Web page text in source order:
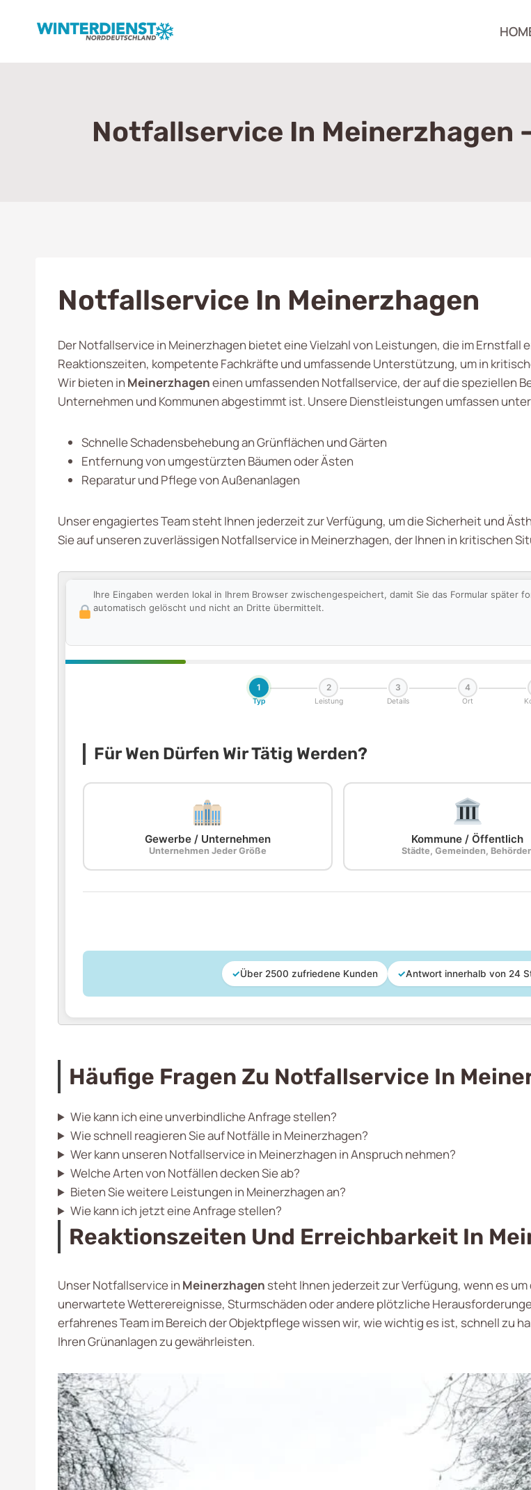
Notfallservice In Meinerzhagen
Notfallservice In Meinerzhagen
Der Notfallservice in Meinerzhagen bietet eine Vielzahl von Leistungen, die im Ernstfall
Reaktionszeiten, kompetente Fachkräfte und umfassende Unterstützung, um in
Wir bieten in Meinerzhageneinen umfassenden Notfallservice, der auf die speziellen
Unternehmen und Kommunen abgestimmt ist. Unsere Dienstleistungen umfassen
Schnelle Schadensbehebung an Grünflächen und Gärten
Entfernung von umgestürzten Bäumen oder Ästen
Reparatur und Pflege von Außenanlagen
Unser engagiertes Team steht Ihnen jederzeit zur Verfügung, um die Sicherheit und
Sie auf unseren zuverlässigen Notfallservice in Meinerzhagen, der Ihnen in kritischen
Ihre Eingaben werden lokal in Ihrem Browser zwischengespeichert, damit Sie das Formular später
automatisch gelöscht und nicht an Dritte übermittelt.
1
Typ
2
Leistung
3
Details
4
Ort
Für Wen Dürfen Wir Tätig Werden?
Gewerbe / Unternehmen
Unternehmen Jeder Größe
Kommune / Öffentlich
Städte, Gemeinden,
✓Über 2500 zufriedene Kunden ✓Antwort innerhalb von 24
Häufige Fragen Zu Notfallservice In
Wie kann ich eine unverbindliche Anfrage stellen?
Wie schnell reagieren Sie auf Notfälle in Meinerzhagen?
Wer kann unseren Notfallservice in Meinerzhagen in Anspruch nehmen?
Welche Arten von Notfällen decken Sie ab?
Bieten Sie weitere Leistungen in Meinerzhagen an?
Wie kann ich jetzt eine Anfrage stellen?
Reaktionszeiten Und Erreichbarkeit In
Unser Notfallservice in Meinerzhagen steht Ihnen jederzeit zur Verfügung, wenn es
unerwartete Wetterereignisse, Sturmschäden oder andere plötzliche
erfahrenes Team im Bereich der Objektpflege wissen wir, wie wichtig es ist, schnell zu
Ihren Grünanlagen zu gewährleisten.